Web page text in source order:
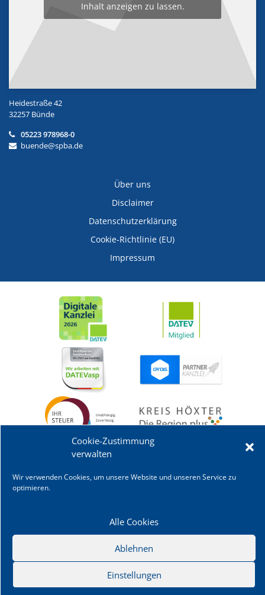
Cookie-Zustimmung
verwalten
Wir verwenden Cookies, um unsere Website und unseren Service zu
optimieren.
Alle Cookies
Ablehnen
Einstellungen
Inhalt anzeigen zu lassen.
Heidestraße 42
32257 Bünde
05223 978968-0
buende@spba.de
Über uns
Disclaimer
Datenschutzerklärung
Cookie-Richtlinie (EU)
Impressum